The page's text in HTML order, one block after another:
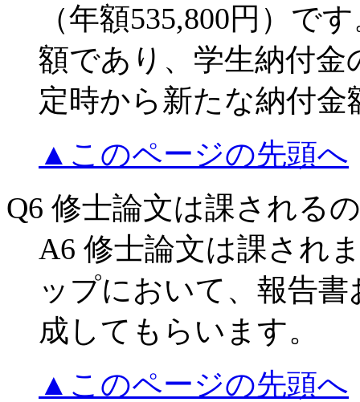
（年額535,800円）で
額であり、学生納付
定時から新たな納付
▲このページの先頭へ
Q6 修士論文は課される
A6 修士論文は課され
ップにおいて、報告
成してもらいます。
▲このページの先頭へ